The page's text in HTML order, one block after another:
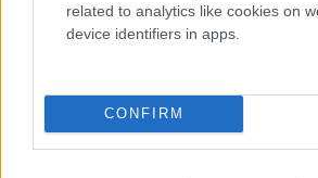
related to analytics like cookies on
device identifiers in apps.
CONFIRM